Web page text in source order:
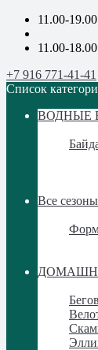
11.00-
11.00-
+7 916 771-41-41
Список
ВОДНЫЕ
Все сезоны